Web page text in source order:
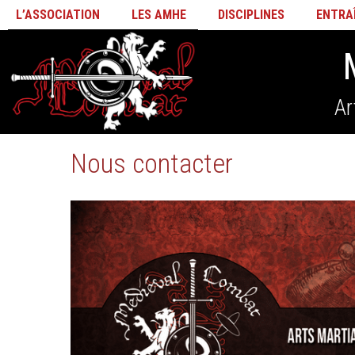
L’ASSOCIATION LES AMHE DISCIPLINES
Nous contacter